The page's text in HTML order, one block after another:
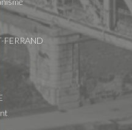
FERRAND